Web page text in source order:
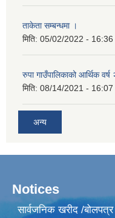
ताकेता सम्बन्धमा ।
मिति: 05/02/2022 - 16:36
रुपा गाउँपालिकाको आर्थिक
मिति: 08/14/2021 - 16:07
अन्य
Notices
सार्वजनिक खरीद /